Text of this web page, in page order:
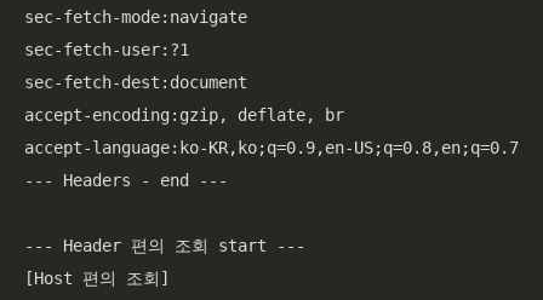
sec-fetch-mode:navigate
sec-fetch-user:?1
sec-fetch-dest:document
accept-encoding:gzip, deflate, br
accept-language:ko-KR,ko;q=0.9,en-US;q=0.8,en;q=0.7
--- Headers - end ---
--- Header 편의 조회 start ---
[Host 편의 조회]